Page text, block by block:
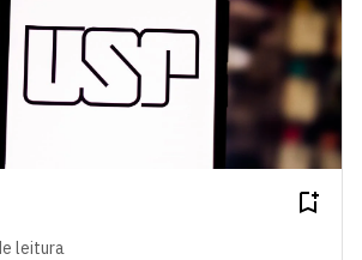
leitura